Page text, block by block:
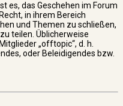
es, das Geschehen im Forum
in ihrem Bereich
und Themen zu schließen,
teilen. Üblicherweise
„offtopic“, d. h.
oder Beleidigendes bzw.